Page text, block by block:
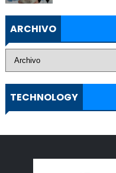
ARCHIVO
TECHNOLOGY